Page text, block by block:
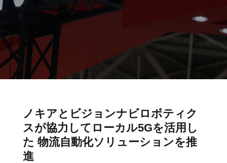
VNR 16
VNR 20
VNE30-
66
VNE40-
66
VNP15(VL)-66
VNP20(VL)-07
VNST20
自律走行
VNK 15
VNK 15
システ
ボットコ
ノキアとビジョンナビロボティク
スが協力してローカル5Gを活用し
た 物流自動化ソリューションを推
進